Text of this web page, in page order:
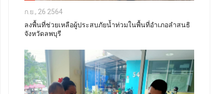
ก.ย., 26 2564
ลงพื้นที่ช่วยเหลือผู้ประสบภัยน้ำท่วมในพื้นที่อำเภอลำสนธิ
จังหวัดลพบุรี